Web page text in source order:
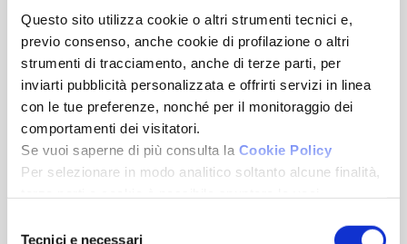
Questo sito utilizza cookie o altri strumenti tecnici e,
previo consenso, anche cookie di profilazione o altri
strumenti di tracciamento, anche di terze parti, per
inviarti pubblicità personalizzata e offrirti servizi in linea
con le tue preferenze, nonché per il monitoraggio dei
comportamenti dei visitatori.
Se vuoi saperne di più consulta la Cookie Policy
Per selezionare in modo analitico soltanto alcune finalità,
Chiudendo questo banner tramite l’apposito comando
Tecnici e necessari
Magliolo